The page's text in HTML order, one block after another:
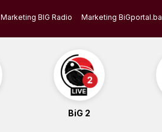
Marketing BIG Radio Marketing BiGportal.ba
BiG 2